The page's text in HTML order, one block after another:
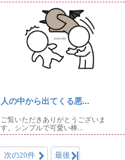
人の中から出てくる悪...
ご覧いただきありがとうございま
す。シンプルで可愛い棒...
次の20件 最後